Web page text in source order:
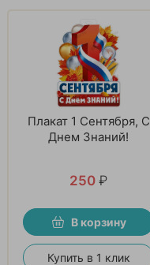
Плакат 1 Сентября, С
Днем Знаний!
250 ₽
В корзину
Купить в 1 клик